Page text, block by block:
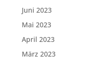
Juni 2023
Mai 2023
April 2023
März 2023